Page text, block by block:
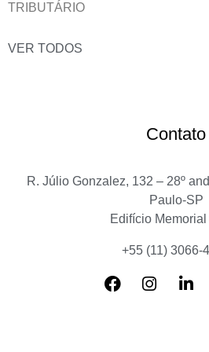
TRIBUTÁRIO
VER TODOS
Contato
R. Júlio Gonzalez, 132 – 28º
Paulo-SP
Edifício Memorial
+55 (11) 3066-